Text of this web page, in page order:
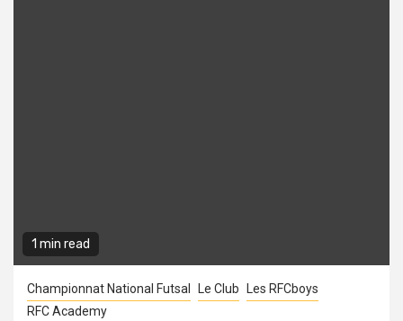
1 min read
Championnat National Futsal Le Club
Les RFCboys
RFC Academy